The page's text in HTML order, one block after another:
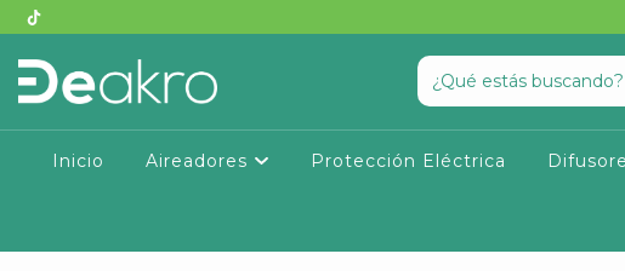
Inicio Aireadores Protección Eléctrica